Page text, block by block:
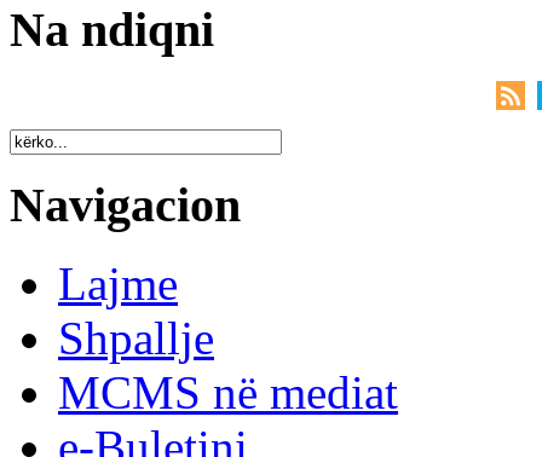
Na ndiqni
Navigacion
Lajme
Shpallje
MCMS në mediat